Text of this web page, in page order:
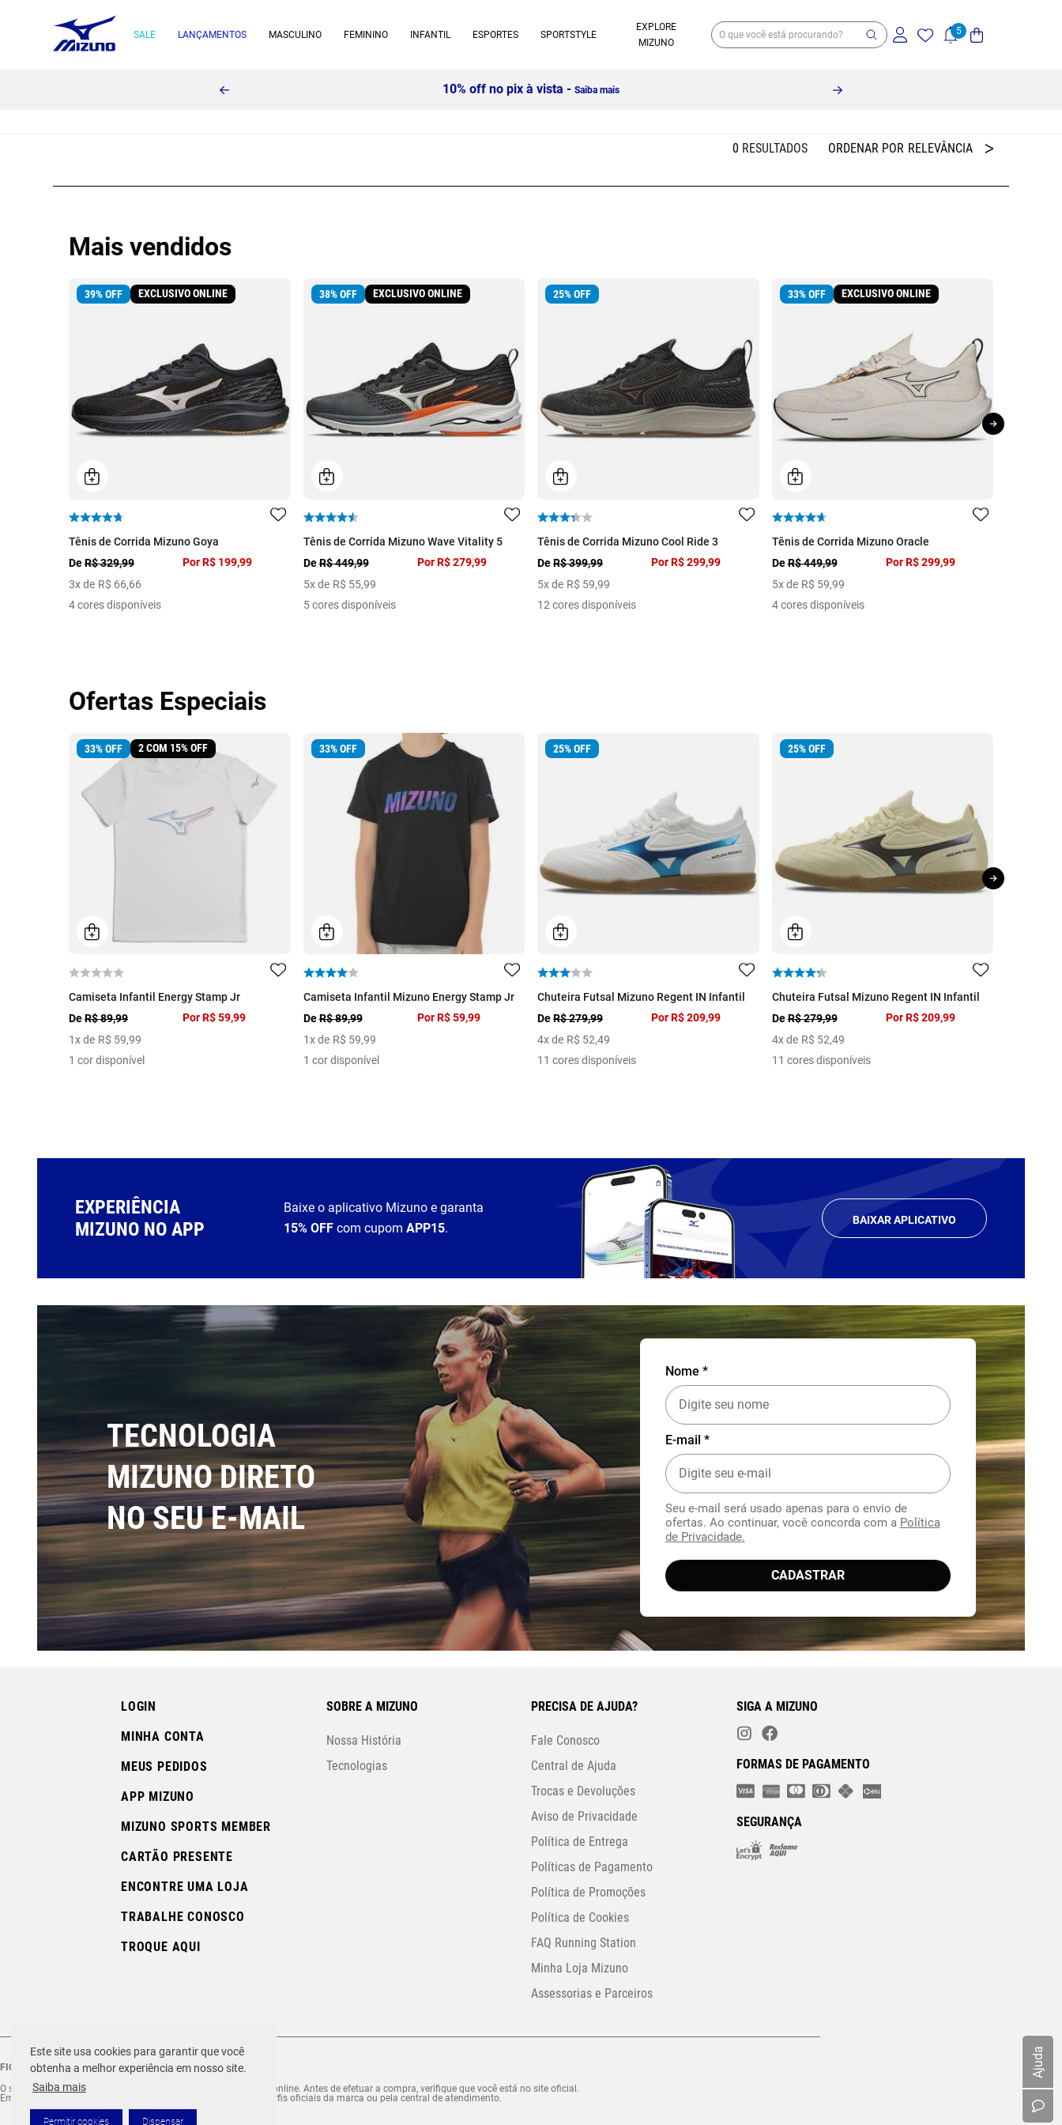
Este site usa cookies para garantir que você
obtenha a melhor experiência em nosso site.
Saiba mais
Permitir cookies Dispensar
SALE LANÇAMENTOS MASCULINO FEMININO INFANTIL ESPORTES SPORTSTYLE
EXPLORE
MIZUNO
10% off no pix à vista - Saiba mais
Ajuda
0 RELEVÂNCIA
Mais vendidos
39%OFF EXCLUSIVO ONLINE
Tênis de Corrida Mizuno Goya
DeR$ 329,99
3x de R$ 66,66
Por R$ 199,99
4 cores disponíveis
38%OFF EXCLUSIVO ONLINE
Tênis de Corrida Mizuno Wave Vitality 5
DeR$ 449,99
5x de R$ 55,99
Por R$ 279,99
5 cores disponíveis
25%OFF
Tênis de Corrida Mizuno Cool Ride 3
DeR$ 399,99
5x de R$ 59,99
Por R$ 299,99
12 cores disponíveis
33%OFF EXCLUSIVO ONLINE
Tênis de Corrida Mizuno Oracle
DeR$ 449,99
5x de R$ 59,99
Por R$ 299,99
4 cores disponíveis
Ofertas Especiais
33%OFF 2 COM 15% OFF
Camiseta Infantil Energy Stamp Jr
DeR$ 89,99
1x de R$ 59,99
Por R$ 59,99
1 cor disponível
33%OFF
Camiseta Infantil Mizuno Energy Stamp Jr
DeR$ 89,99
1x de R$ 59,99
Por R$ 59,99
1 cor disponível
25%OFF
Chuteira Futsal Mizuno Regent IN Infantil
DeR$ 279,99
4x de R$ 52,49
Por R$ 209,99
11 cores disponíveis
25%OFF
Chuteira Futsal Mizuno Regent IN Infantil
DeR$ 279,99
4x de R$ 52,49
Por R$ 209,99
11 cores disponíveis
EXPERIÊNCIA
MIZUNO NO APP
Baixe o aplicativo Mizuno e garanta
15% OFF com cupomAPP15.
BAIXAR APLICATIVO
TECNOLOGIA
MIZUNO DIRETO
NO SEU E-MAIL
Nome *
E-mail *
Seu e-mail será usado apenas para o envio de
ofertas. Ao continuar, você concorda com a Política
de Privacidade.
CADASTRAR
LOGIN
MINHA CONTA
MEUS PEDIDOS
APP MIZUNO
MIZUNO SPORTS MEMBER
CARTÃO PRESENTE
ENCONTRE UMA LOJA
TRABALHE CONOSCO
TROQUE AQUI
SOBRE A MIZUNO
Nossa História
Tecnologias
PRECISA DE AJUDA?
Fale Conosco
Central de Ajuda
Trocas e Devoluções
Aviso de Privacidade
Política de Entrega
Políticas de Pagamento
Política de Promoções
Política de Cookies
FAQ Running Station
Minha Loja Mizuno
Assessorias e Parceiros
SIGA A MIZUNO
FORMAS DE PAGAMENTO
SEGURANÇA
FIQUE ATENTO ÀS FRAUDES!
O site Mizuno.com.br é o site exclusivo da marca para compras online. Antes de efetuar a compra, verifique que você está no site oficial.
Em caso de dúvida ou comunicação suspeita, se informe nos perfis oficiais da marca ou pela central de atendimento.